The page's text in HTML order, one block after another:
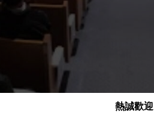
熱誠歡迎